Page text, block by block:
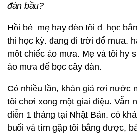
đàn bầu?
Hồi bé, mẹ hay đèo tôi đi học
thi học kỳ, đang đi trời đổ mưa,
một chiếc áo mưa. Mẹ và tôi hy
áo mưa để bọc cây đàn.
Có nhiều lần, khán giả rơi nước
tôi chơi xong một giai điệu. Vẫn
diễn 1 tháng tại Nhật Bản, có
buổi và tìm gặp tôi bằng được,